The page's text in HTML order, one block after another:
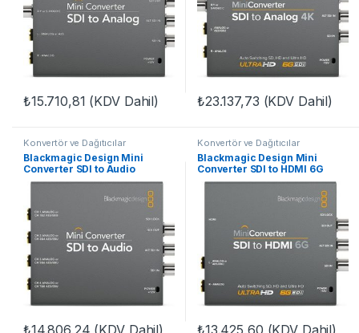
₺15.710,81 (KDV Dahil) ₺23.137,73 (KDV Dahil)
Konvertör ve Dağıtıcılar
Blackmagic Design Mini
Converter SDI to Audio
Konvertör ve Dağıtıcılar
Blackmagic Design Mini
Converter SDI to HDMI 6G